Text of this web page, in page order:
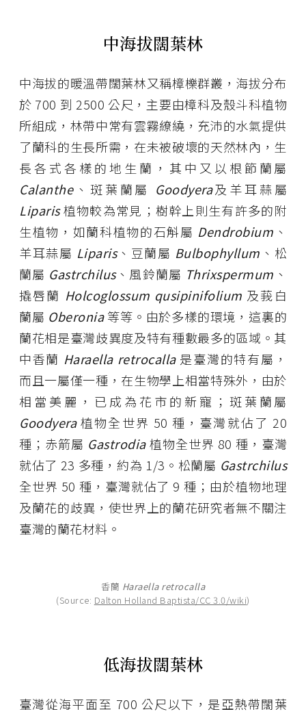
中海拔闊葉林
中海拔的暖溫帶闊葉林又稱樟櫟群叢，海拔分布
於 700 到 2500 公尺，主要由樟科及殼斗科植物
所組成，林帶中常有雲霧繚繞，充沛的水氣提供
了蘭科的生長所需，在未被破壞的天然林內，生
長各式各樣的地生蘭，其中又以根節蘭屬
Calanthe、斑葉蘭屬 Goodyera及羊耳蒜屬
Liparis植物較為常見；樹幹上則生有許多的附
生植物，如蘭科植物的石斛屬 Dendrobium 、
羊耳蒜屬 Liparis、豆蘭屬 Bulbophyllum 、松
蘭屬 Gastrchilus、風鈴蘭屬 Thrixspermum 、
撬唇蘭 Holcoglossum qusipinifolium 及莪白
蘭屬 Oberonia等等。由於多樣的環境，這裏的
蘭花相是臺灣歧異度及特有種數最多的區域。其
中香蘭 Haraella retrocalla是臺灣的特有屬，
而且一屬僅一種，在生物學上相當特殊外，由於
相當美麗，已成為花市的新寵；斑葉蘭屬
Goodyera植物全世界 50 種，臺灣就佔了 20
種；赤箭屬 Gastrodia植物全世界 80 種，臺灣
就佔了 23 多種，約為 1/3。松蘭屬 Gastrchilus
全世界 50 種，臺灣就佔了 9 種；由於植物地理
及蘭花的歧異，使世界上的蘭花研究者無不關注
臺灣的蘭花材料。
香蘭 Haraella retrocalla
(Source: Dalton Holland Baptista/CC 3.0/wiki)
低海拔闊葉林
臺灣從海平面至 700 公尺以下，是亞熱帶闊葉